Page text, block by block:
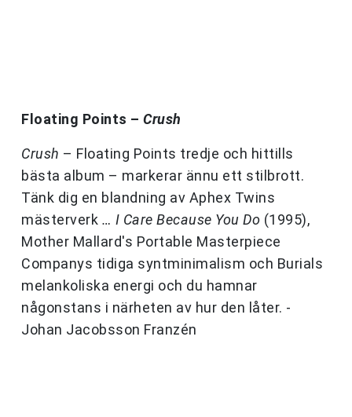
Floating Points – Crush
Crush – Floating Points tredje och hittills
bästa album – markerar ännu ett stilbrott.
Tänk dig en blandning av Aphex Twins
mästerverk … I Care Because You Do (1995),
Mother Mallard's Portable Masterpiece
Companys tidiga syntminimalism och Burials
melankoliska energi och du hamnar
någonstans i närheten av hur den låter. -
Johan Jacobsson Franzén